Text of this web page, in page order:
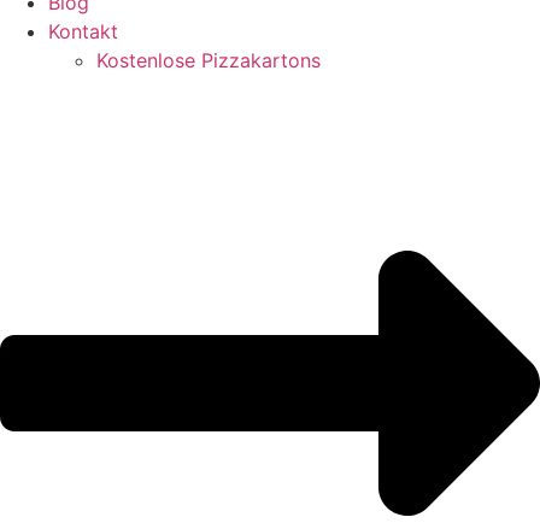
Kontakt
Kostenlose Pizzakartons